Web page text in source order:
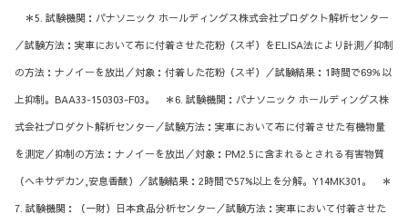
＊5. 試験機関：パナソニック ホールディングス株式会社プロダクト解析センター
／試験方法：実車において布に付着させた花粉（スギ）をELISA法により計測／抑制
の方法：ナノイーを放出／対象：付着した花粉（スギ）／試験結果：1時間で69％以
上抑制。BAA33-150303-F03。 ＊6. 試験機関：パナソニック ホールディングス株
式会社プロダクト解析センター／試験方法：実車において布に付着させた有機物量
を測定／抑制の方法：ナノイーを放出／対象：PM2.5に含まれるとされる有害物質
（ヘキサデカン,安息香酸）／試験結果：2時間で57%以上を分解。Y14MK301。 ＊
7. 試験機関：（一財）日本食品分析センター／試験方法：実車において付着させた